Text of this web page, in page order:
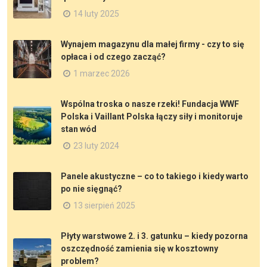
14 luty 2025
Wynajem magazynu dla małej firmy - czy to się
opłaca i od czego zacząć?
1 marzec 2026
Wspólna troska o nasze rzeki! Fundacja WWF
Polska i Vaillant Polska łączy siły i monitoruje
stan wód
23 luty 2024
Panele akustyczne – co to takiego i kiedy warto
po nie sięgnąć?
13 sierpień 2025
Płyty warstwowe 2. i 3. gatunku – kiedy pozorna
oszczędność zamienia się w kosztowny
problem?